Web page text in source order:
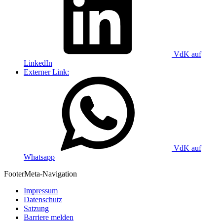
VdK auf
LinkedIn
Externer Link:
VdK auf
Whatsapp
FooterMeta-Navigation
Impressum
Datenschutz
Satzung
Barriere melden